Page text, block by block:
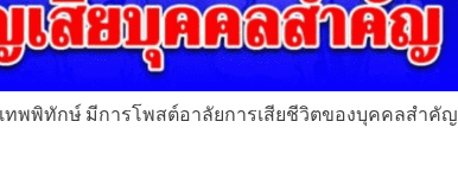
ทพพิทักษ์ มีการโพสต์อาลัยการเสียชีวิตของบุคคลสำคัญ